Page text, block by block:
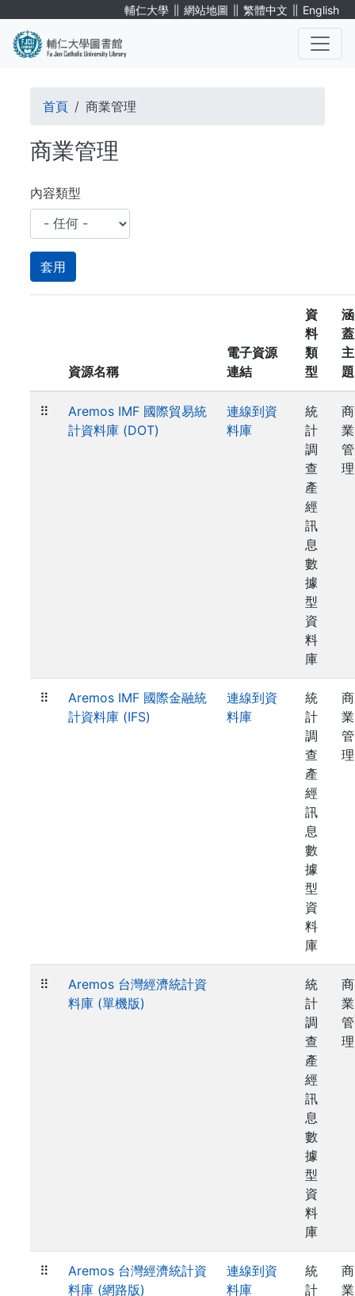
輔仁大學 ∥ 網站地圖 ∥ 繁體中文 ∥ English
導
航
連
結
首頁 商業管理
商業管理
內容類型
資源名稱
電子資源
連結
資
料
類
型
涵
蓋
主
題
⠿
Aremos IMF 國際貿易統
計資料庫 (DOT)
連線到資
料庫
統
計
調
查
產
經
訊
息
數
據
型
資
料
庫
商
業
管
理
⠿
Aremos IMF 國際金融統
計資料庫 (IFS)
連線到資
料庫
統
計
調
查
產
經
訊
息
數
據
型
資
料
庫
商
業
管
理
⠿
Aremos 台灣經濟統計資
料庫 (單機版)
統
計
調
查
產
經
訊
息
數
據
型
資
料
庫
商
業
管
理
⠿
Aremos 台灣經濟統計資
料庫 (網路版)
連線到資
料庫
統
計
商
業